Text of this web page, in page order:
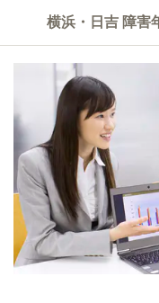
横浜・日吉 障害